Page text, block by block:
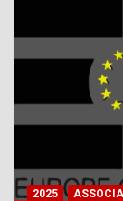
2025